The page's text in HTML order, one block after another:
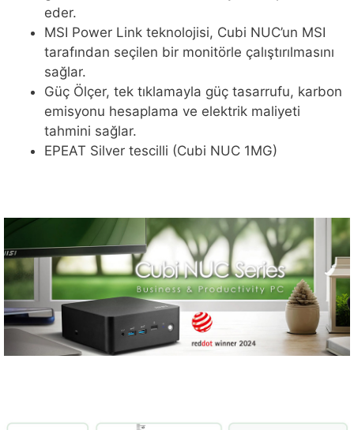
eder.
MSI Power Link teknolojisi, Cubi NUC’un MSI
tarafından seçilen bir monitörle çalıştırılmasını
sağlar.
Güç Ölçer, tek tıklamayla güç tasarrufu, karbon
emisyonu hesaplama ve elektrik maliyeti
tahmini sağlar.
EPEAT Silver tescilli (Cubi NUC 1MG)